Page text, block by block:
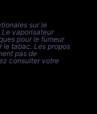
sur le
vaporisateur
pour le fumeur
le tabac. Les propos
pas de
consulter votre